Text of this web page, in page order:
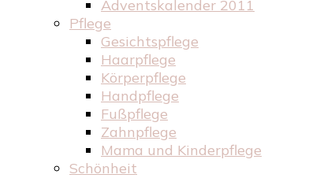
Adventskalender 2011
Pflege
Gesichtspflege
Haarpflege
Körperpflege
Handpflege
Fußpflege
Zahnpflege
Mama und Kinderpflege
Schönheit